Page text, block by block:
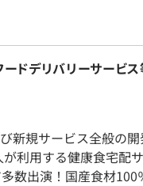
ドデリバリーサービ
規サービス全般の開
利用する健康食宅配
数出演！国産食材